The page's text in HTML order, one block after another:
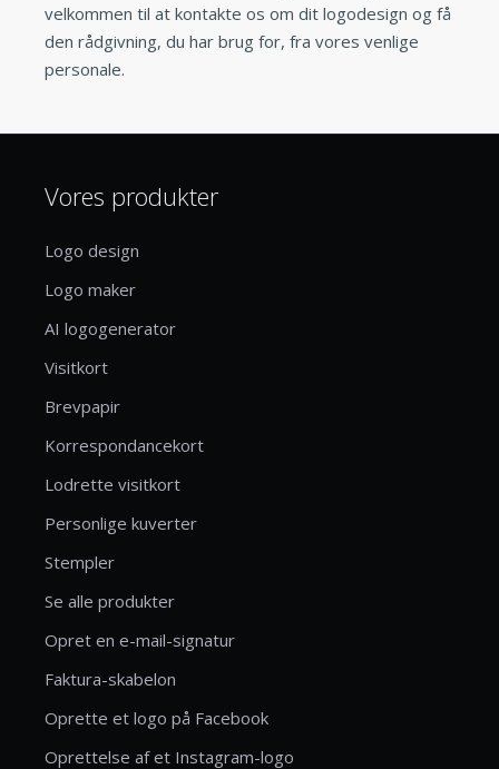
velkommen til at kontakte os om dit logodesign og få
den rådgivning, du har brug for, fra vores venlige
personale.
Vores produkter
Logo design
Logo maker
AI logogenerator
Visitkort
Brevpapir
Korrespondancekort
Lodrette visitkort
Personlige kuverter
Stempler
Se alle produkter
Opret en e-mail-signatur
Faktura-skabelon
Oprette et logo på Facebook
Oprettelse af et Instagram-logo